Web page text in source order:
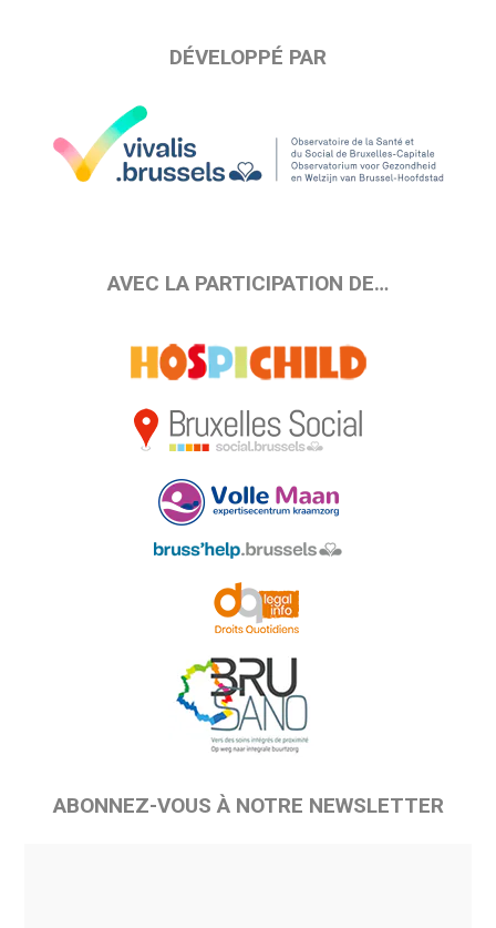
DÉVELOPPÉ PAR
AVEC LA PARTICIPATION DE…
ABONNEZ-VOUS À NOTRE NEWSLETTER